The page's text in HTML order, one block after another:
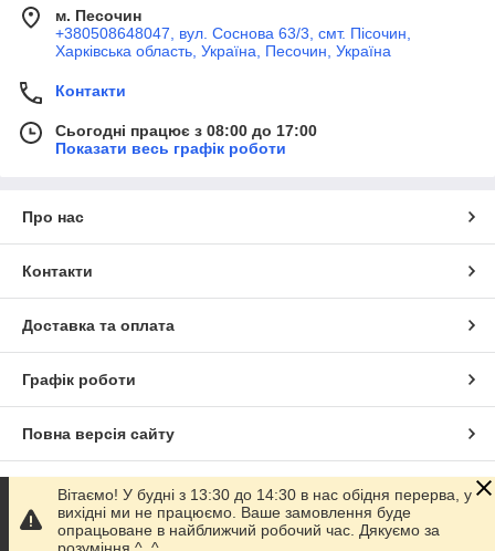
м. Песочин
+380508648047, вул. Соснова 63/3, смт. Пісочин,
Харківська область, Україна, Песочин, Україна
Контакти
Сьогодні працює з 08:00 до 17:00
Показати весь графік роботи
Про нас
Контакти
Доставка та оплата
Графік роботи
Повна версія сайту
Сайт створено на маркетплейсіProm.ua
Політика конфіденційності
Вітаємо! У будні з 13:30 до 14:30 в нас обідня перерва, у
вихідні ми не працюємо. Ваше замовлення буде
опрацьоване в найближчий робочий час. Дякуємо за